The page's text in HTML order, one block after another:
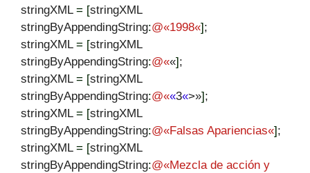
stringXML = [stringXML
stringByAppendingString:@«1998«];
stringXML = [stringXML
stringByAppendingString:@««];
stringXML = [stringXML
stringByAppendingString:@««3«>»];
stringXML = [stringXML
stringByAppendingString:@«Falsas Apariencias«];
stringXML = [stringXML
stringByAppendingString:@«Mezcla de acción y